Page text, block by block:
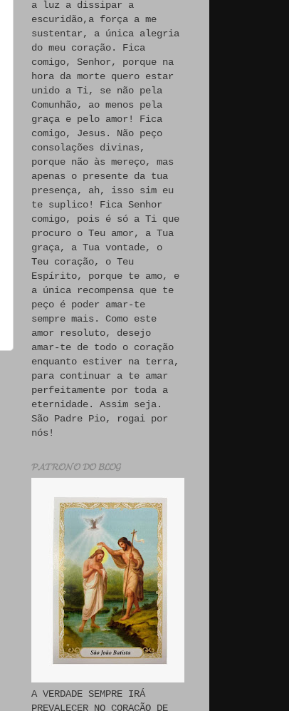
a luz a dissipar a
escuridão,a força a me
sustentar, a única alegria
do meu coração. Fica
comigo, Senhor, porque na
hora da morte quero estar
unido a Ti, se não pela
Comunhão, ao menos pela
graça e pelo amor! Fica
comigo, Jesus. Não peço
consolações divinas,
porque não às mereço, mas
apenas o presente da tua
presença, ah, isso sim eu
te suplico! Fica Senhor
comigo, pois é só a Ti que
procuro o Teu amor, a Tua
graça, a Tua vontade, o
Teu coração, o Teu
Espírito, porque te amo, e
a única recompensa que te
peço é poder amar-te
sempre mais. Como este
amor resoluto, desejo
amar-te de todo o coração
enquanto estiver na terra,
para continuar a te amar
perfeitamente por toda a
eternidade. Assim seja.
São Padre Pio, rogai por
nós!
𝓟𝓐𝓣𝓡𝓞𝓝𝓞 𝓓𝓞 𝓑𝓛𝓞𝓖
A VERDADE SEMPRE IRÁ
PREVALECER NO CORAÇÃO DE